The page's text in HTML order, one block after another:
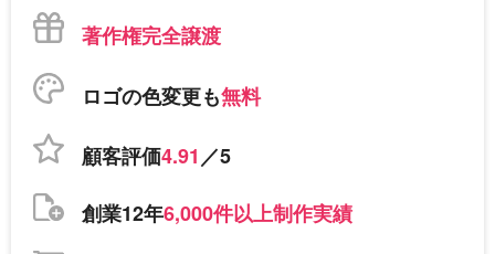
著作権完全譲渡
ロゴの色変更も無料
顧客評価4.91／5
創業12年6,000件以上制作実績